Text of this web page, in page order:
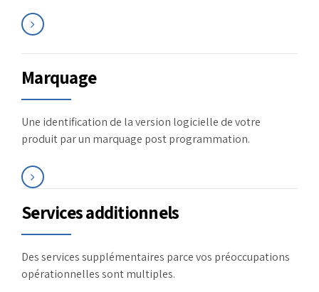
Marquage
Une identification de la version logicielle de votre
produit par un marquage post programmation.
Services additionnels
Des services supplémentaires parce vos préoccupations
opérationnelles sont multiples.